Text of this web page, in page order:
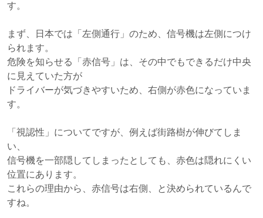
す。
まず、日本では「左側通行」のため、信号機は左側につけ
られます。
危険を知らせる「赤信号」は、その中でもできるだけ中央
に見えていた方が
ドライバーが気づきやすいため、右側が赤色になっていま
す。
「視認性」についてですが、例えば街路樹が伸びてしま
い、
信号機を一部隠してしまったとしても、赤色は隠れにくい
位置にあります。
これらの理由から、赤信号は右側、と決められているんで
すね。